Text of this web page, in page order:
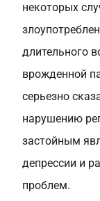
некоторых
длительного
врожденной
серьезно
нарушению
застойным
депрессии и
проблем.